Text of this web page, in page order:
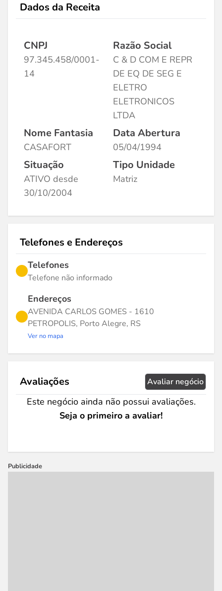
Dados da Receita
CNPJ
97.345.458/0001-
14
Razão Social
C & D COM E REPR
DE EQ DE SEG E
ELETRO
ELETRONICOS
LTDA
Nome Fantasia
CASAFORT
Data Abertura
05/04/1994
Situação
ATIVO desde
30/10/2004
Tipo Unidade
Matriz
Telefones e Endereços
Telefones
Telefone não informado
Endereços
AVENIDA CARLOS GOMES - 1610
PETROPOLIS, Porto Alegre, RS
Ver no mapa
Avaliações Avaliar negócio
Este negócio ainda não possui avaliações.
Seja o primeiro a avaliar!
Publicidade